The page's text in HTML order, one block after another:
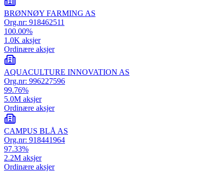
BRØNNØY FARMING AS
Org.nr: 918462511
100.00%
1.0K aksjer
Ordinære aksjer
AQUACULTURE INNOVATION AS
Org.nr: 996227596
99.76%
5.0M aksjer
Ordinære aksjer
CAMPUS BLÅ AS
Org.nr: 918441964
97.33%
2.2M aksjer
Ordinære aksjer